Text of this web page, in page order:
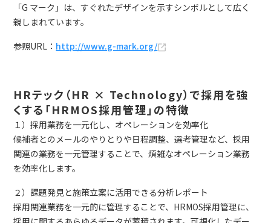
「G マーク」は、すぐれたデザインを示すシンボルとして広く
親しまれています。
参照URL： http://www.g-mark.org/
HRテック（HR × Technology）で採用を強
くする「HRMOS採用管理」の特徴
１）採用業務を一元化し、オペレーションを効率化
候補者とのメールのやりとりや日程調整、選考管理など、採用
関連の業務を一元管理することで、煩雑なオペレーション業務
を効率化します。
２）課題発見と施策立案に活用できる分析レポート
採用関連業務を一元的に管理することで、HRMOS採用管理に、